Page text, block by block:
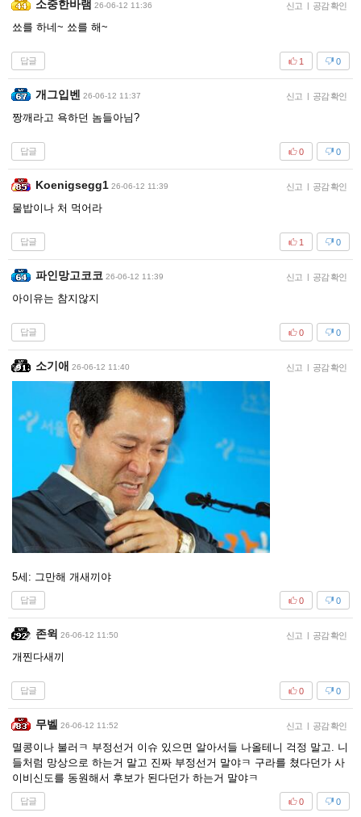
소중한바램 26-06-12 11:36 신고 | 공감 확인
쑈를 하네~ 쑈를 해~
답글 0
1
개그입벤 26-06-12 11:37 신고 | 공감 확인
짱깨라고 욕하던 놈들아님?
답글 0
0
Koenigsegg1 26-06-12 11:39 신고 | 공감 확인
물밥이나 처 먹어라
답글 0
1
파인망고코코 26-06-12 11:39 신고 | 공감 확인
아이유는 참지않지
답글 0
0
소기애 26-06-12 11:40 신고 | 공감 확인
5세: 그만해 개새끼야
답글 0
0
존윅 26-06-12 11:50 신고 | 공감 확인
개찐다새끼
답글 0
0
무벨 26-06-12 11:52 신고 | 공감 확인
멸콩이나 불러ㅋ 부정선거 이슈 있으면 알아서들 나올테니 걱정 말고. 니
들처럼 망상으로 하는거 말고 진짜 부정선거 말야ㅋ 구라를 쳤다던가 사
이비신도를 동원해서 후보가 된다던가 하는거 말야ㅋ
답글 0
0